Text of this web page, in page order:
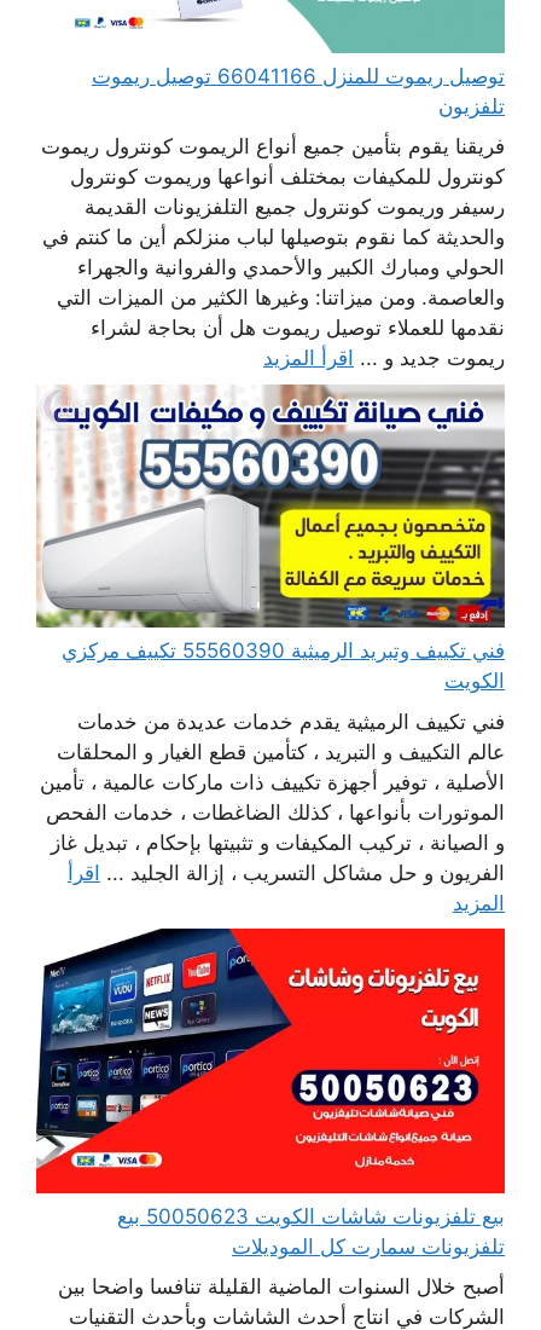
توصيل ريموت للمنزل 66041166 توصيل ريموت
تلفزيون
فريقنا يقوم بتأمين جميع أنواع الريموت كونترول ريموت
كونترول للمكيفات بمختلف أنواعها وريموت كونترول
رسيفر وريموت كونترول جميع التلفزيونات القديمة
والحديثة كما نقوم بتوصيلها لباب منزلكم أين ما كنتم في
الحولي ومبارك الكبير والأحمدي والفروانية والجهراء
والعاصمة. ومن ميزاتنا: وغيرها الكثير من الميزات التي
نقدمها للعملاء توصيل ريموت هل أن بحاجة لشراء
ريموت جديد و ... اقرأ المزيد
فني تكييف وتبريد الرميثية 55560390 تكييف مركزي
الكويت
فني تكييف الرميثية يقدم خدمات عديدة من خدمات
عالم التكييف و التبريد ، كتأمين قطع الغيار و المحلقات
الأصلية ، توفير أجهزة تكييف ذات ماركات عالمية ، تأمين
الموتورات بأنواعها ، كذلك الضاغطات ، خدمات الفحص
و الصيانة ، تركيب المكيفات و تثبيتها بإحكام ، تبديل غاز
الفريون و حل مشاكل التسريب ، إزالة الجليد ... اقرأ
المزيد
بيع تلفزيونات شاشات الكويت 50050623 بيع
تلفزيونات سمارت كل الموديلات
أصبح خلال السنوات الماضية القليلة تنافسا واضحا بين
الشركات في انتاج أحدث الشاشات وبأحدث التقنيات